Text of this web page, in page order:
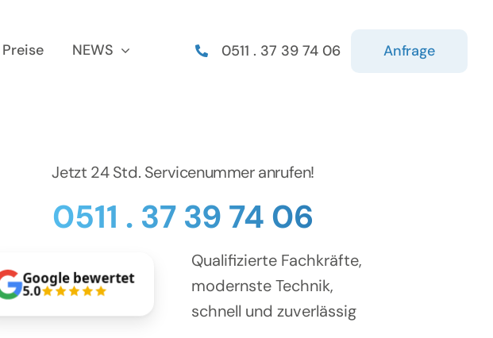
Preise NEWS 0511 . 37 39 74 06 Anfrage
Jetzt 24 Std. Servicenummer anrufen!
0511 . 37 39 74 06
Google bewertet
5.0
Qualifizierte Fachkräfte,
modernste Technik,
schnell und zuverlässig